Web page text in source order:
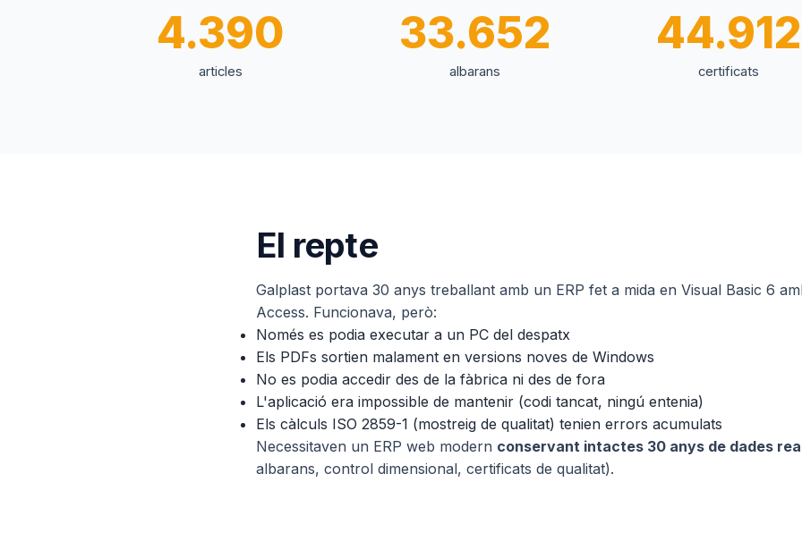
4.390
articles
33.652
albarans
44.912
certificats
El repte
Galplast portava 30 anys treballant amb un ERP fet a mida en Visual Basic 6
Access. Funcionava, però:
Només es podia executar a un PC del despatx
Els PDFs sortien malament en versions noves de Windows
No es podia accedir des de la fàbrica ni des de fora
L'aplicació era impossible de mantenir (codi tancat, ningú entenia)
Els càlculs ISO 2859-1 (mostreig de qualitat) tenien errors acumulats
Necessitaven un ERP web modern conservant intactes 30 anys de dades
albarans, control dimensional, certificats de qualitat).